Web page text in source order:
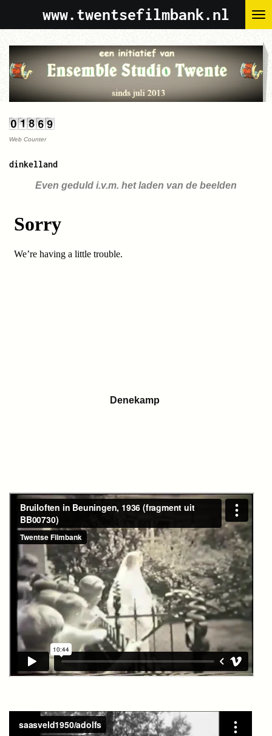
de
hoofdinhoud
www.twentsefilmbank.nl
Web Counter
dinkelland
Even geduld i.v.m. het laden van de beelden
Denekamp